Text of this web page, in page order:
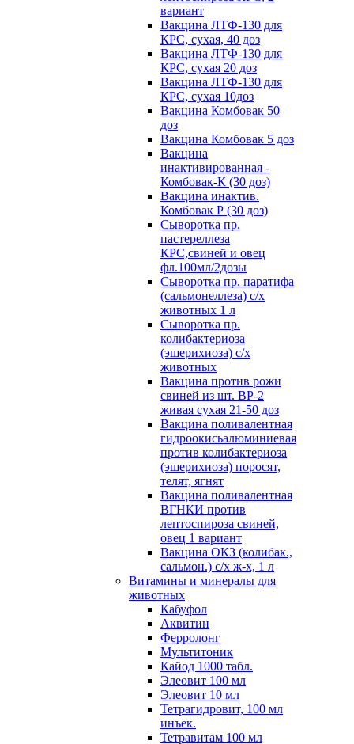
вариант
Вакцина ЛТФ-130 для
КРС, сухая, 40 доз
Вакцина ЛТФ-130 для
КРС, сухая 20 доз
Вакцина ЛТФ-130 для
КРС, сухая 10доз
Вакцина Комбовак 50
доз
Вакцина Комбовак 5 доз
Вакцина
инактивированная -
Комбовак-К (30 доз)
Вакцина инактив.
Комбовак Р (30 доз)
Сыворотка пр.
пастереллеза
КРС,свиней и овец
фл.100мл/2дозы
Сыворотка пр. паратифа
(сальмонеллеза) с/х
животных 1 л
Сыворотка пр.
колибактериоза
(эшерихиоза) с/х
животных
Вакцина против рожи
свиней из шт. ВР-2
живая сухая 21-50 доз
Вакцина поливалентная
гидроокисьалюминиевая
против колибактериоза
(эшерихиоза) поросят,
телят, ягнят
Вакцина поливалентная
ВГНКИ против
лептоспироза свиней,
овец 1 вариант
Вакцина ОКЗ (колибак.,
сальмон.) с/х ж-х, 1 л
Витамины и минералы для
животных
Кабуфол
Аквитин
Ферролонг
Мультитоник
Кайод 1000 табл.
Элеовит 100 мл
Элеовит 10 мл
Тетрагидровит, 100 мл
инъек.
Тетравитам 100 мл